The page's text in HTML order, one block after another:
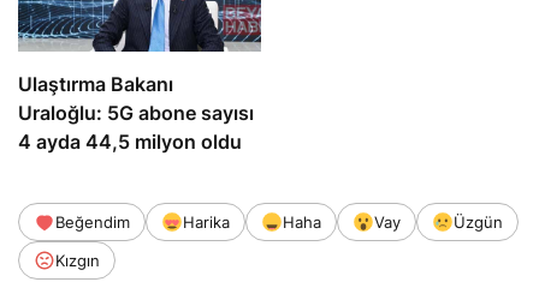
Ulaştırma Bakanı
Uraloğlu: 5G abone sayısı
4 ayda 44,5 milyon oldu
Beğendim Harika Haha Vay
Üzgün
Kızgın